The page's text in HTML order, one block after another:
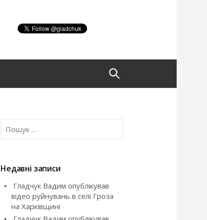
П
к
:
П
кНедавні записи
Гладчук Вадим опублікував
відео руйнувань в селі Гроза
на Харківщині